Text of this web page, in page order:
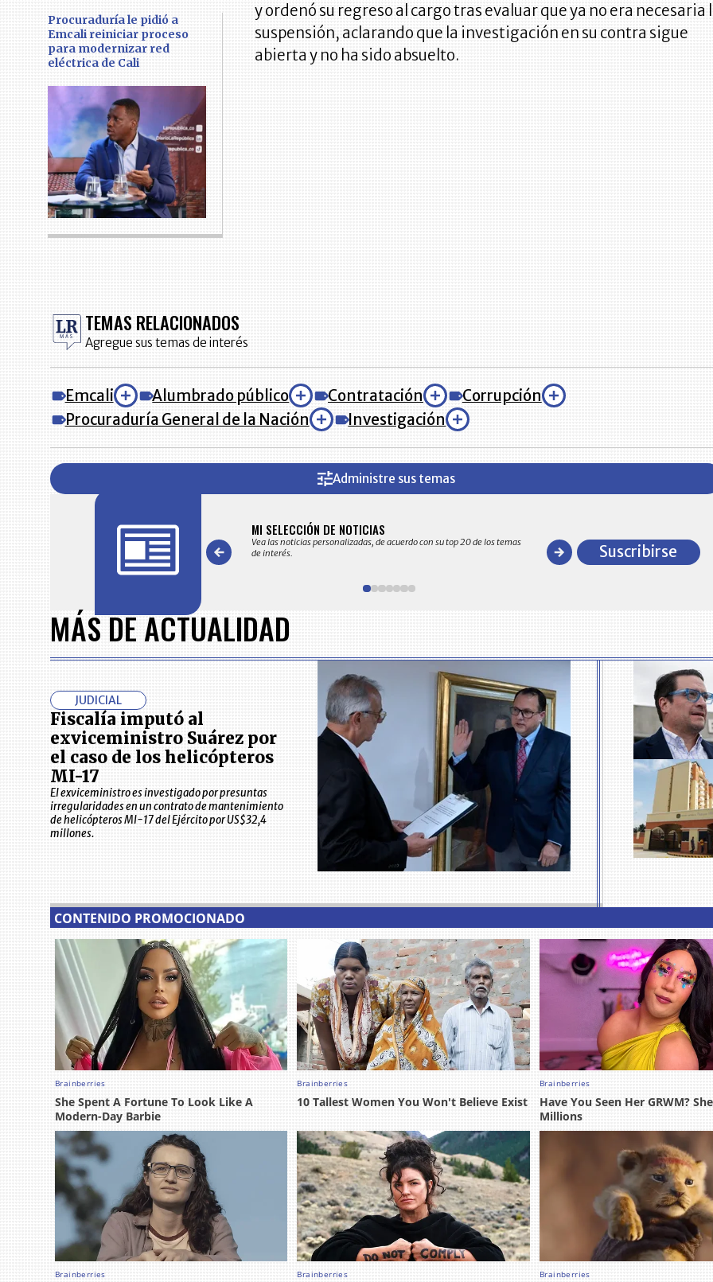
Procuraduría le pidió a
Emcali reiniciar proceso
para modernizar red
eléctrica de Cali
y ordenó su regreso al cargo tras evaluar que ya no era necesaria
suspensión, aclarando que la investigación en su contra sigue
abierta y no ha sido absuelto.
TEMAS RELACIONADOS
Agregue sus temas de interés
Emcali Alumbrado público Contratación
Corrupción
Procuraduría General de la Nación
Investigación
Administre sus temas
en su correo electrónico las noticias seleccionadas por nuestro
MI SELECCIÓN DE NOTICIAS
Vea las noticias personalizadas, de acuerdo con su top 20 de los temas
de interés.
comportamiento general y detallado de las
en ventas en Colombia
of
7
Suscribirse
MÁS DE ACTUALIDAD
JUDICIAL
Fiscalía imputó al
exviceministro Suárez por
el caso de los helicópteros
MI-17
El exviceministro es investigado por presuntas
irregularidades en un contrato de mantenimiento
de helicópteros MI-17 del Ejército por US$32,4
millones.